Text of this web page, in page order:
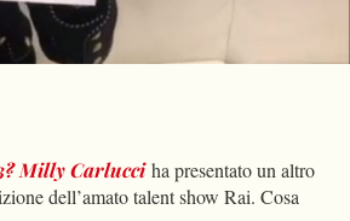
?Milly Carlucci ha presentato un altro
dell’amato talent show Rai. Cosa